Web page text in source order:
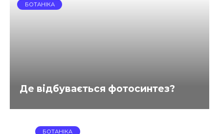
БОТАНІКА
Де відбувається фотосинтез?
БОТАНІКА